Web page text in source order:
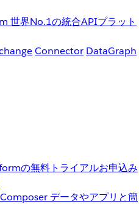
世界No.1の統合APIプラット
Connector DataGraph
の無料トライアルお申込み
データやアプリと簡